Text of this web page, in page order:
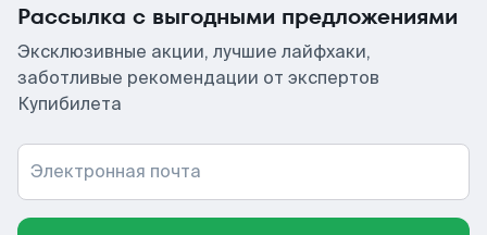
Рассылка с выгодными предложениями
Эксклюзивные акции, лучшие лайфхаки,
заботливые рекомендации от экспертов
Купибилета
Электронная почта